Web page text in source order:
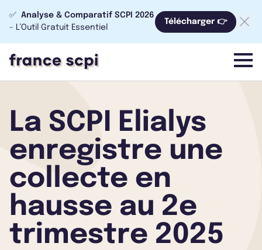
✅ Analyse & Comparatif SCPI 2026
- L’Outil Gratuit Essentiel
Télécharger 👉
menu
La SCPI Elialys
enregistre une
collecte en
hausse au 2e
trimestre 2025